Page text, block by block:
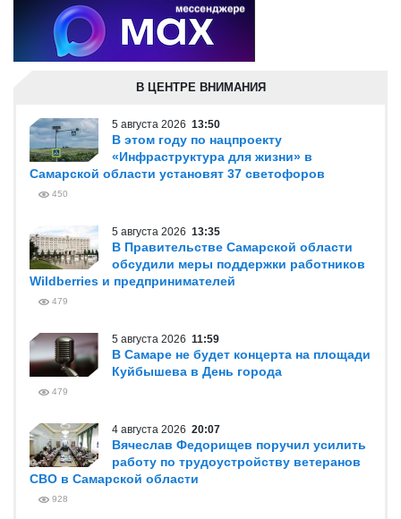
В ЦЕНТРЕ ВНИМАНИЯ
5 августа 2026 13:50
В этом году по нацпроекту
«Инфраструктура для жизни» в
Самарской области установят 37 светофоров
450
5 августа 2026 13:35
В Правительстве Самарской области
обсудили меры поддержки работников
Wildberries и предпринимателей
479
5 августа 2026 11:59
В Самаре не будет концерта на площади
Куйбышева в День города
479
4 августа 2026 20:07
Вячеслав Федорищев поручил усилить
работу по трудоустройству ветеранов
СВО в Самарской области
928